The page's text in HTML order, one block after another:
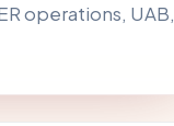
operations, UAB,